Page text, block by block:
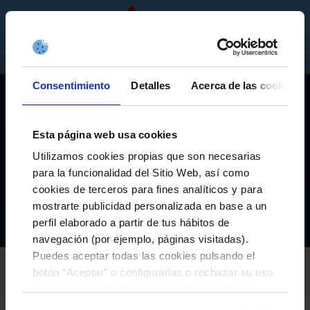
Consentimiento Detalles Acerca de las cookies
Esta página web usa cookies
Utilizamos cookies propias que son necesarias
para la funcionalidad del Sitio Web, así como
cookies de terceros para fines analíticos y para
mostrarte publicidad personalizada en base a un
perfil elaborado a partir de tus hábitos de
navegación (por ejemplo, páginas visitadas).
Puedes aceptar todas las cookies pulsando el
botón “Aceptar” o configurarlas o rechazar su uso
CELTISMO
A FAMILIA CELESTE SEGUE CRECENDO COA PEÑA
OLIVEIRA DE TEIS
Inicio El Club Actualidad
07-Maio-2026